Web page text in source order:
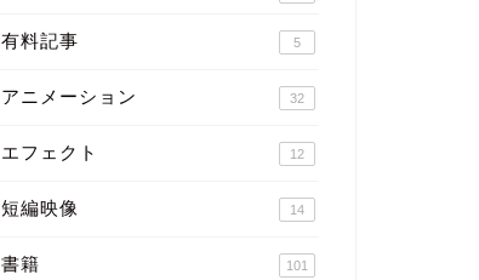
有料記事 5
アニメーション 32
エフェクト 12
短編映像 14
書籍 101